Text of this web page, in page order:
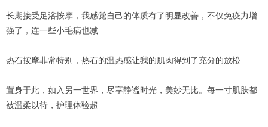
长期接受足浴按摩，我感觉自己的体质有了明显改善，不仅免疫力增
强了，连一些小毛病也减
热石按摩非常特别，热石的温热感让我的肌肉得到了充分的放松
置身于此，如入另一世界，尽享静谧时光，美妙无比。每一寸肌肤都
被温柔以待，护理体验超